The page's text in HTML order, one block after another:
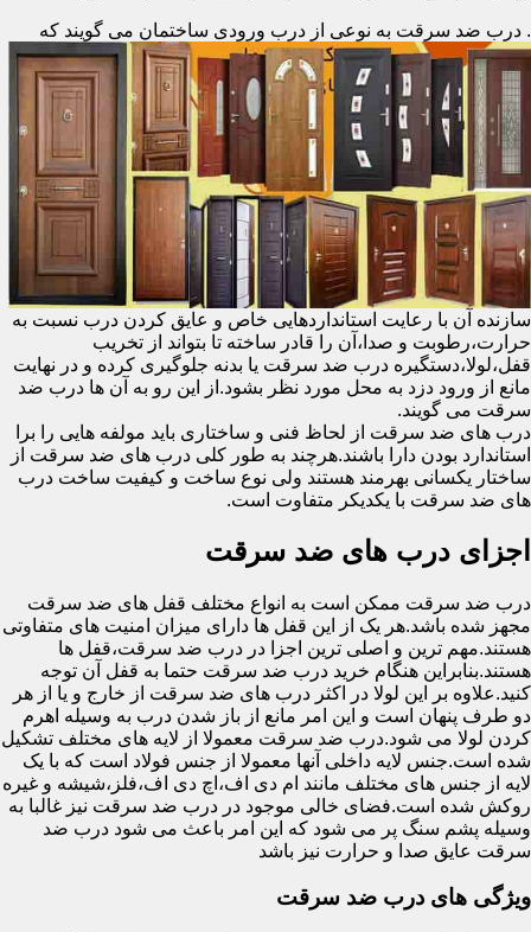
. درب ضد سرقت به نوعی از درب ورودی ساختمان می گویند که
سازنده آن با رعایت استانداردهایی خاص و عایق کردن درب نسبت به
حرارت،رطوبت و صدا،آن را قادر ساخته تا بتواند از تخریب
قفل،لولا،دستگیره درب ضد سرقت یا بدنه جلوگیری کرده و در نهایت
مانع از ورود دزد به محل مورد نظر بشود.از این رو به آن ها درب ضد
سرقت می گویند.
درب های ضد سرقت از لحاظ فنی و ساختاری باید مولفه هایی را برا
استاندارد بودن دارا باشند.هرچند به طور کلی درب های ضد سرقت از
ساختار یکسانی بهرمند هستند ولی نوع ساخت و کیفیت ساخت درب
های ضد سرقت با یکدیکر متفاوت است.
اجزای درب های ضد سرقت
درب ضد سرقت ممکن است به انواع مختلف قفل های ضد سرقت
مجهز شده باشد.هر یک از این قفل ها دارای میزان امنیت های متفاوتی
هستند.مهم ترین و اصلی ترین اجزا در درب ضد سرقت،قفل ها
هستند.بنابراین هنگام خرید درب ضد سرقت حتما به قفل آن توجه
کنید.علاوه بر این لولا در اکثر درب های ضد سرقت از خارج و یا از هر
دو طرف پنهان است و این امر مانع از باز شدن درب به وسیله اهرم
کردن لولا می شود.درب ضد سرقت معمولا از لایه های مختلف تشکیل
شده است.جنس لایه داخلی آنها معمولا از جنس فولاد است که با یک
لایه از جنس های مختلف مانند ام دی اف،اچ دی اف،فلز،شیشه و غیره
روکش شده است.فضای خالی موجود در درب ضد سرقت نیز غالبا به
وسیله پشم سنگ پر می شود که این امر باعث می شود درب ضد
سرقت عایق صدا و حرارت نیز باشد
ویژگی های درب ضد سرقت